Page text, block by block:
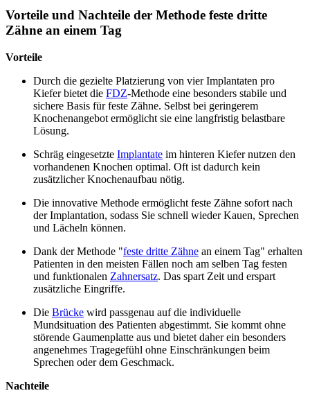
Vorteile und Nachteile der Methode feste dritte
Zähne an einem Tag
Vorteile
Durch die gezielte Platzierung von vier Implantaten pro
Kiefer bietet die FDZ-Methode eine besonders stabile und
sichere Basis für feste Zähne. Selbst bei geringerem
Knochenangebot ermöglicht sie eine langfristig belastbare
Lösung.
Schräg eingesetzte Implantate im hinteren Kiefer nutzen den
vorhandenen Knochen optimal. Oft ist dadurch kein
zusätzlicher Knochenaufbau nötig.
Die innovative Methode ermöglicht feste Zähne sofort nach
der Implantation, sodass Sie schnell wieder Kauen, Sprechen
und Lächeln können.
Dank der Methode "feste dritte Zähne an einem Tag" erhalten
Patienten in den meisten Fällen noch am selben Tag festen
und funktionalen Zahnersatz. Das spart Zeit und erspart
zusätzliche Eingriffe.
Die Brücke wird passgenau auf die individuelle
Mundsituation des Patienten abgestimmt. Sie kommt ohne
störende Gaumenplatte aus und bietet daher ein besonders
angenehmes Tragegefühl ohne Einschränkungen beim
Sprechen oder dem Geschmack.
Nachteile